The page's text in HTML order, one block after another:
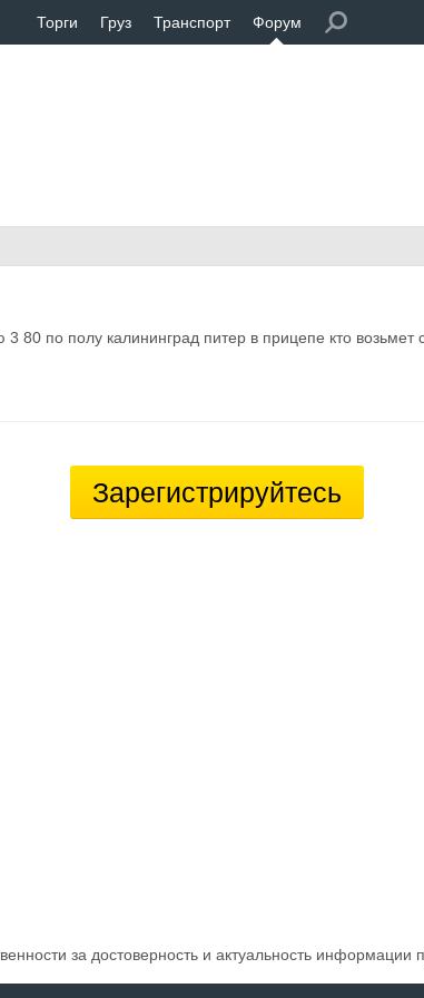
Торги Груз Транспорт Форум
3 80 по полу калининград питер в прицепе кто
Зарегистрируйтесь
за достоверность и актуальность